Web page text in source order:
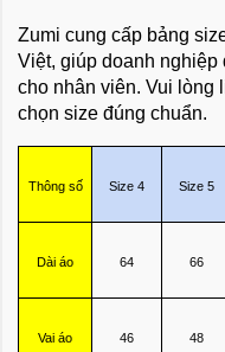
Zumi cung cấp bảng
Việt, giúp doanh
cho nhân viên. Vui lòng
chọn size đúng chuẩn.
Thông số Size 4 Size 5
Dài áo 64 66
Vai áo 46 48